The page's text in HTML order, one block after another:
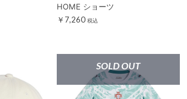
HOME ショーツ
￥7,260 税込
SOLD OUT